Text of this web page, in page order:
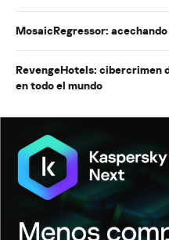
MosaicRegressor: acechando
RevengeHotels: cibercrimen
en todo el mundo